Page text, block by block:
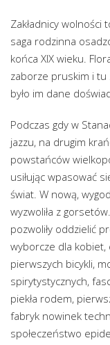
Zakładnicy wolności
saga rodzinna
końca XIX wieku.
zaborze pruskim i tu
było im dane
Podczas gdy w
jazzu, na drugim
powstańców
usiłując wpasować
świat. W nową,
wyzwoliła z
pozwoliły oddzielić
wyborcze dla
pierwszych bicykli,
spirytystycznych,
piekła rodem,
fabryk nowinek
społeczeństwo